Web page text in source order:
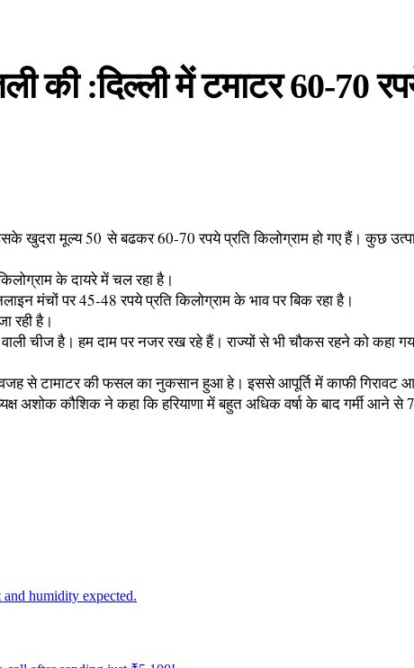
:दिल्ली में टमाटर 60-70
खुदरा मूल्य 50 से बढकर 60-70 रपये प्रति किलोग्राम हो गए हैं। कुछ
के दायरे में चल रहा है।
मंचों पर 45-48 रपये प्रति किलोग्राम के भाव पर बिक रहा है।
रही है।
चीज है। हम दाम पर नजर रख रहे हैं। राज्यों से भी चौकस रहने को कहा
वजह से टामाटर की फसल का नुकसान हुआ हे। इससे आपूर्ति में काफी गिरावट
अशोक कौशिक ने कहा कि हरियाणा में बहुत अधिक वर्षा के बाद गर्मी आने